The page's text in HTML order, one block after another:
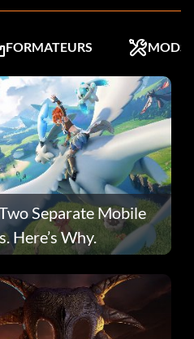
FORMATEURS MODS
Separate Mobile
Here’s Why.